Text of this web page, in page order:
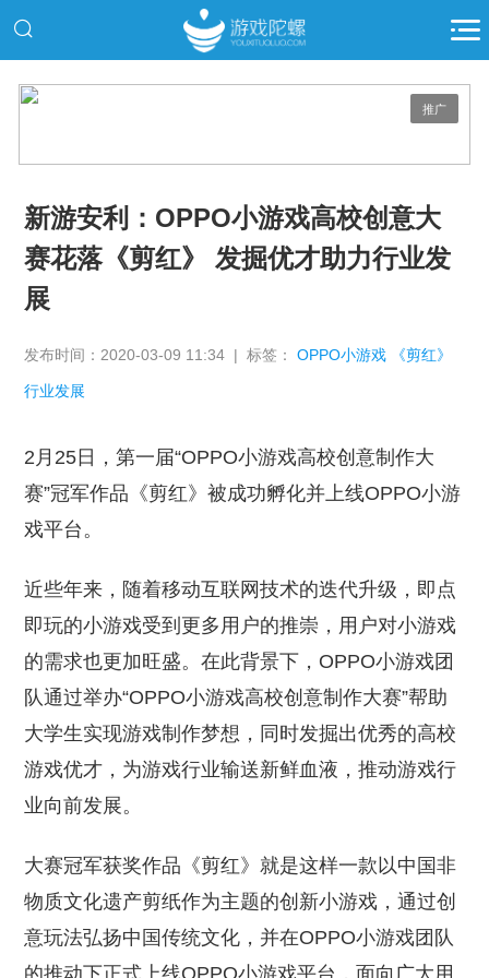
推广
新游安利：OPPO小游戏高校创意大
赛花落《剪红》 发掘优才助力行业发
展
发布时间：2020-03-09 11:34 | 标签：OPPO小游戏 《剪红》
行业发展
2月25日，第一届“OPPO小游戏高校创意制作大
赛”冠军作品《剪红》被成功孵化并上线OPPO小游
戏平台。
近些年来，随着移动互联网技术的迭代升级，即点
即玩的小游戏受到更多用户的推崇，用户对小游戏
的需求也更加旺盛。在此背景下，OPPO小游戏团
队通过举办“OPPO小游戏高校创意制作大赛”帮助
大学生实现游戏制作梦想，同时发掘出优秀的高校
游戏优才，为游戏行业输送新鲜血液，推动游戏行
业向前发展。
大赛冠军获奖作品《剪红》就是这样一款以中国非
物质文化遗产剪纸作为主题的创新小游戏，通过创
意玩法弘扬中国传统文化，并在OPPO小游戏团队